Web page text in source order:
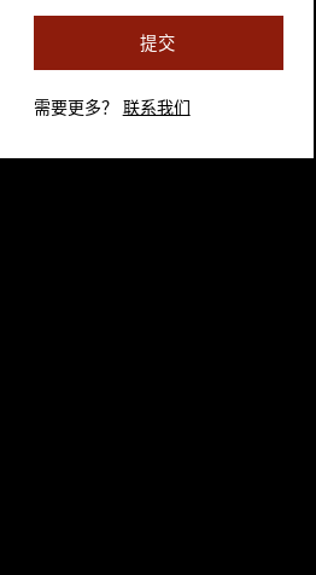
提交
需要更多？ 联系我们